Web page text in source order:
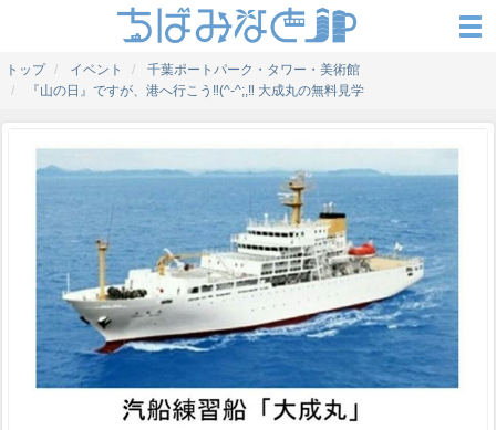
トップ イベント
千葉ポートパーク・タワー・美術館
『山の日』ですが、港へ行こう‼(^-^;,‼ 大成丸の無料見学